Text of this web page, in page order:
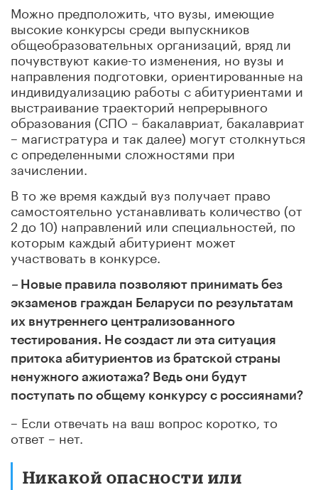
Можно предположить, что вузы, имеющие
высокие конкурсы среди выпускников
общеобразовательных организаций, вряд ли
почувствуют какие-то изменения, но вузы и
направления подготовки, ориентированные на
индивидуализацию работы с абитуриентами и
выстраивание траекторий непрерывного
образования (СПО – бакалавриат, бакалавриат
– магистратура и так далее) могут столкнуться
с определенными сложностями при
зачислении.
В то же время каждый вуз получает право
самостоятельно устанавливать количество (от
2 до 10) направлений или специальностей, по
которым каждый абитуриент может
участвовать в конкурсе.
– Новые правила позволяют принимать без
экзаменов граждан Беларуси по результатам
их внутреннего централизованного
тестирования. Не создаст ли эта ситуация
притока абитуриентов из братской страны
ненужного ажиотажа? Ведь они будут
поступать по общему конкурсу с россиянами?
– Если отвечать на ваш вопрос коротко, то
ответ – нет.
Никакой опасности или